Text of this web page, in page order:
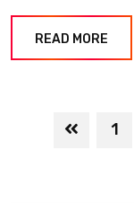
READ MORE
1